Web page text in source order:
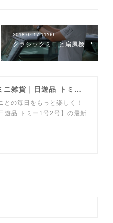
2018.07.17 11:00
クラシックミニと扇風機
クラシックミニ雑貨｜日遊品 トミー1号2号
との毎日をもっと楽しく！
遊品 トミー1号2号】の最新